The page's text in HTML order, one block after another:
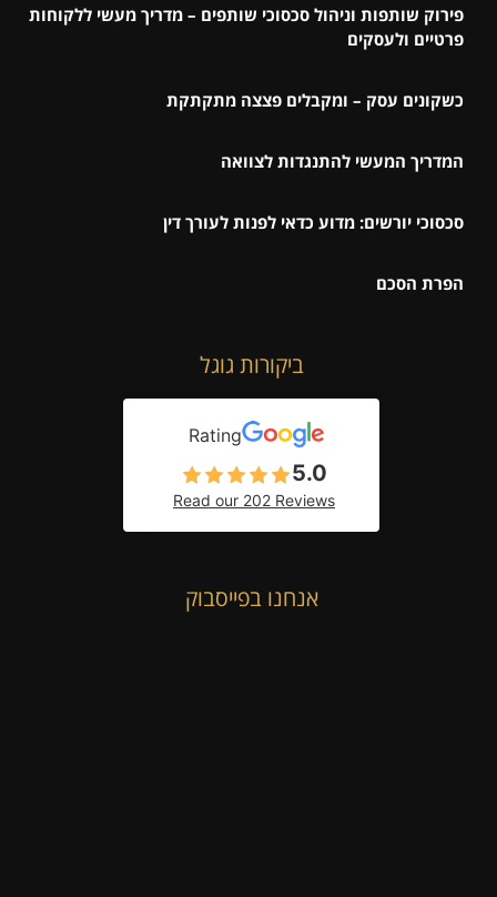
פירוק שותפות וניהול סכסוכי שותפים – מדריך מעשי ללקוחות
פרטיים ולעסקים
כשקונים עסק – ומקבלים פצצה מתקתקת
המדריך המעשי להתנגדות לצוואה
סכסוכי יורשים: מדוע כדאי לפנות לעורך דין
הפרת הסכם
ביקורות גוגל
Rating
5.0
Read our 202 Reviews
אנחנו בפייסבוק